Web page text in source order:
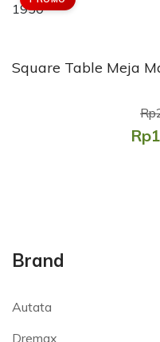
Brand
Autata
Dremax
Square Table Meja